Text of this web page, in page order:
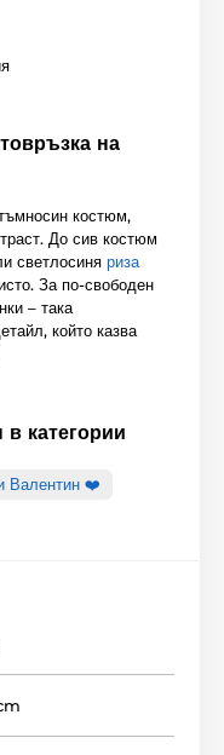
на
костюм,
До сив костюм
светлосиня риза
За по-свободен
– така
който казва
категории
Валентин ❤️